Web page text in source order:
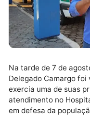
Na tarde de 7 de